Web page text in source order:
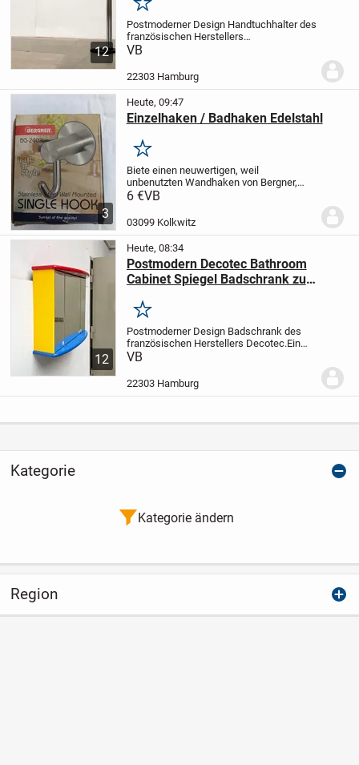
12
Merken
Postmoderner Design Handtuchhalter des
französischen Herstellers
Decotec.
Blickfang für Bad, Schlafzimmer oder
Küche in chrom und...
VB
22303 Hamburg
3
Heute, 09:47
Einzelhaken / Badhaken Edelstahl
Merken
Biete einen neuwertigen, weil
unbenutzten Wandhaken von Bergner,
Typ: BG-2402 aus Edelstahl in OVP.
möglich (4,- Euro innerhalb BRD). Der
6 €VB
03099 Kolkwitz
12
Heute, 08:34
Postmodern Decotec Bathroom
Cabinet Spiegel Badschrank zu
Merken
Postmoderner Design Badschrank des
französischen Herstellers Decotec.Ein
postmoderner Blickfang, der durch seine
überzeugt. Die verschiedenen Flächen
des Schranks...
VB
22303 Hamburg
Kategorie
Kategorie ändern
Region